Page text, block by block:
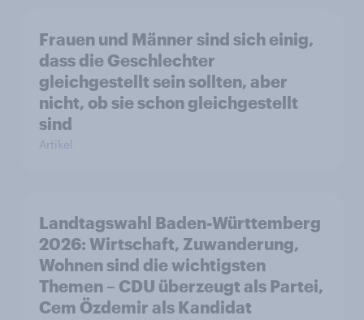
Frauen und Männer sind sich einig,
dass die Geschlechter
gleichgestellt sein sollten, aber
nicht, ob sie schon gleichgestellt
sind
Artikel
Landtagswahl Baden-Württemberg
2026: Wirtschaft, Zuwanderung,
Wohnen sind die wichtigsten
Themen – CDU überzeugt als Partei,
Cem Özdemir als Kandidat